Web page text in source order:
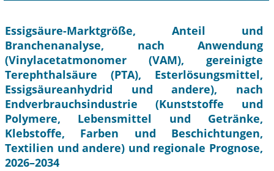
Essigsäure-Marktgröße, Anteil und
Branchenanalyse, nach Anwendung
(Vinylacetatmonomer (VAM), gereinigte
Terephthalsäure (PTA), Esterlösungsmittel,
Essigsäureanhydrid und andere), nach
Endverbrauchsindustrie (Kunststoffe und
Polymere, Lebensmittel und Getränke,
Klebstoffe, Farben und Beschichtungen,
Textilien und andere) und regionale Prognose,
2026–2034